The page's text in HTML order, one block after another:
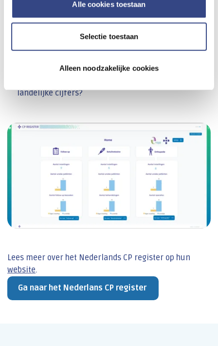
Alle cookies toestaan
Selectie toestaan
Alleen noodzakelijke cookies
Wat was het aantal follow-up bezoeken in 2023?
Hoe verhoudt de heupontwikkeling per
landelijke cijfers?
Lees meer over het Nederlands CP register op hun
website.
Ga naar het Nederlans CP register